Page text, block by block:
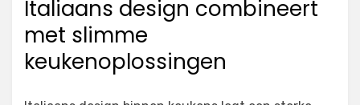
Italiaans design combineert
met slimme
keukenoplossingen